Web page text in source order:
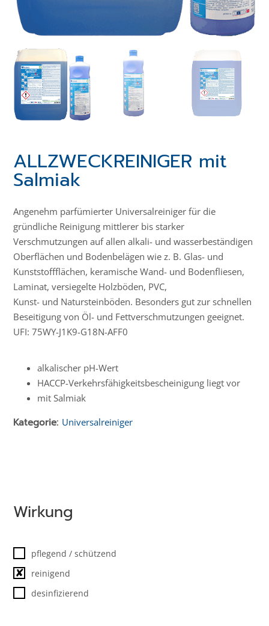
ALLZWECKREINIGER mit
Salmiak
Angenehm parfümierter Universalreiniger für die
gründliche Reinigung mittlerer bis starker
Verschmutzungen auf allen alkali- und wasserbeständigen
Oberflächen und Bodenbelägen wie z. B. Glas- und
Kunststoffflächen, keramische Wand- und Bodenfliesen,
Laminat, versiegelte Holzböden, PVC,
Kunst- und Natursteinböden. Besonders gut zur schnellen
Beseitigung von Öl- und Fettverschmutzungen geeignet.
UFI: 75WY-J1K9-G18N-AFF0
alkalischer pH-Wert
HACCP-Verkehrs­­fähig­keits­­beschei­nigung liegt vor
mit Salmiak
Kategorie: Universalreiniger
Wirkung
pflegend / schützend
✘
reinigend
desinfizierend